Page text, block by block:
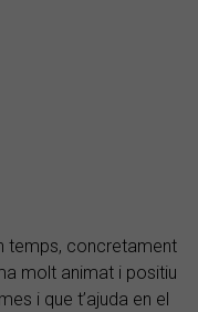
temps, concretament
molt animat i positiu
i que t’ajuda en el